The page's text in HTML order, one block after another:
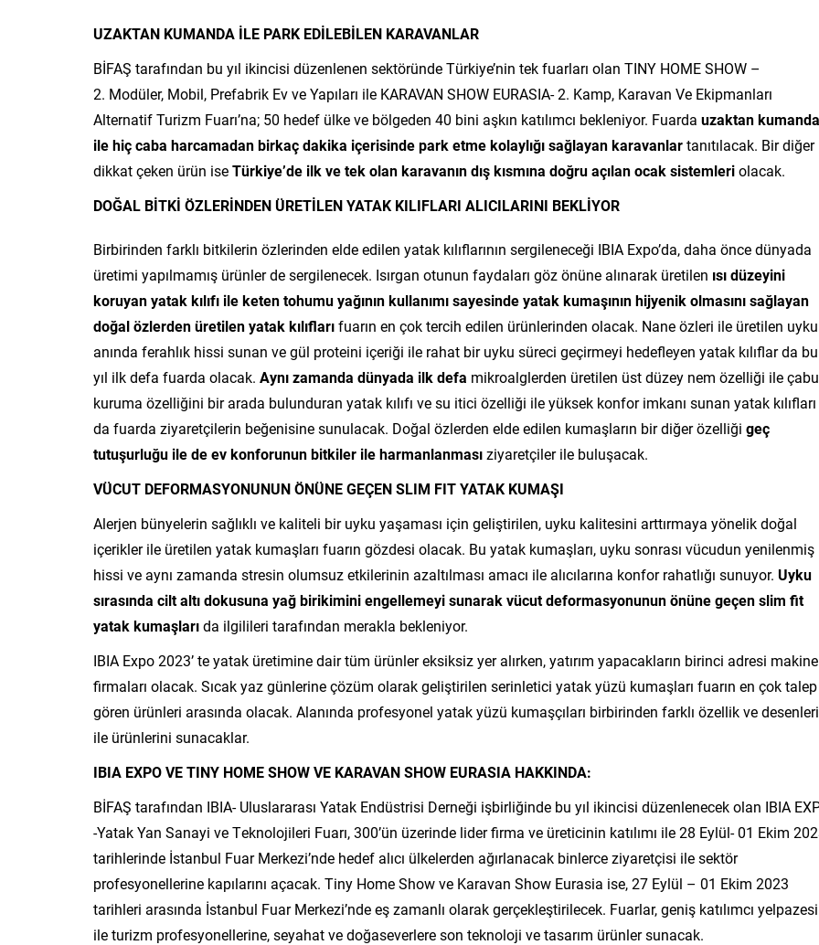
UZAKTAN KUMANDA İLE PARK EDİLEBİLEN KARAVANLAR
BİFAŞ tarafından bu yıl ikincisi düzenlenen sektöründe Türkiye’nin tek fuarları olan TINY HOME SHOW –
2. Modüler, Mobil, Prefabrik Ev ve Yapıları ile KARAVAN SHOW EURASIA- 2. Kamp, Karavan Ve Ekipmanları
Alternatif Turizm Fuarı’na; 50 hedef ülke ve bölgeden 40 bini aşkın katılımcı bekleniyor. Fuarda uzaktan kumanda
ile hiç caba harcamadan birkaç dakika içerisinde park etme kolaylığı sağlayan karavanlartanıtılacak. Bir diğer
dikkat çeken ürün iseTürkiye’de ilk ve tek olan karavanın dış kısmına doğru açılan ocak sistemleriolacak.
DOĞAL BİTKİ ÖZLERİNDEN ÜRETİLEN YATAK KILIFLARI ALICILARINI BEKLİYOR
Birbirinden farklı bitkilerin özlerinden elde edilen yatak kılıflarının sergileneceği IBIA Expo’da, daha önce dünyada
üretimi yapılmamış ürünler de sergilenecek. Isırgan otunun faydaları göz önüne alınarak üretilen ısı düzeyini
koruyan yatak kılıfı ile keten tohumu yağının kullanımı sayesinde yatak kumaşının hijyenik olmasını sağlayan
doğal özlerden üretilen yatak kılıflarıfuarın en çok tercih edilen ürünlerinden olacak. Nane özleri ile üretilen uyku
anında ferahlık hissi sunan ve gül proteini içeriği ile rahat bir uyku süreci geçirmeyi hedefleyen yatak kılıflar da bu
yıl ilk defa fuarda olacak. Aynı zamanda dünyada ilk defa mikroalglerden üretilen üst düzey nem özelliği ile
kuruma özelliğini bir arada bulunduran yatak kılıfı ve su itici özelliği ile yüksek konfor imkanı sunan yatak kılıfları
da fuarda ziyaretçilerin beğenisine sunulacak. Doğal özlerden elde edilen kumaşların bir diğer özelliği geç
tutuşurluğu ile de ev konforunun bitkiler ile harmanlanmasıziyaretçiler ile buluşacak.
VÜCUT DEFORMASYONUNUN ÖNÜNE GEÇEN SLIM FIT YATAK KUMAŞI
Alerjen bünyelerin sağlıklı ve kaliteli bir uyku yaşaması için geliştirilen, uyku kalitesini arttırmaya yönelik doğal
içerikler ile üretilen yatak kumaşları fuarın gözdesi olacak. Bu yatak kumaşları, uyku sonrası vücudun yenilenmiş
hissi ve aynı zamanda stresin olumsuz etkilerinin azaltılması amacı ile alıcılarına konfor rahatlığı sunuyor. Uyku
sırasında cilt altı dokusuna yağ birikimini engellemeyi sunarak vücut deformasyonunun önüne geçen slim fit
yatak kumaşlarıda ilgilileri tarafından merakla bekleniyor.
IBIA Expo 2023’ te yatak üretimine dair tüm ürünler eksiksiz yer alırken, yatırım yapacakların birinci adresi makine
firmaları olacak. Sıcak yaz günlerine çözüm olarak geliştirilen serinletici yatak yüzü kumaşları fuarın en çok talep
gören ürünleri arasında olacak. Alanında profesyonel yatak yüzü kumaşçıları birbirinden farklı özellik ve desenleri
ile ürünlerini sunacaklar.
IBIA EXPO VETINY HOME SHOW VE KARAVAN SHOW EURASIA HAKKINDA:
BİFAŞ tarafından IBIA- Uluslararası Yatak Endüstrisi Derneği işbirliğinde bu yıl ikincisi düzenlenecek olan IBIA
-Yatak Yan Sanayi ve Teknolojileri Fuarı, 300’ün üzerinde lider firma ve üreticinin katılımı ile 28 Eylül- 01 Ekim
tarihlerinde İstanbul Fuar Merkezi’nde hedef alıcı ülkelerden ağırlanacak binlerce ziyaretçisi ile sektör
profesyonellerine kapılarını açacak. Tiny Home Show ve Karavan Show Eurasia ise, 27 Eylül – 01 Ekim 2023
tarihleri arasında İstanbul Fuar Merkezi’nde eş zamanlı olarak gerçekleştirilecek. Fuarlar, geniş katılımcı yelpazesi
ile turizm profesyonellerine, seyahat ve doğaseverlere son teknoloji ve tasarım ürünler sunacak.